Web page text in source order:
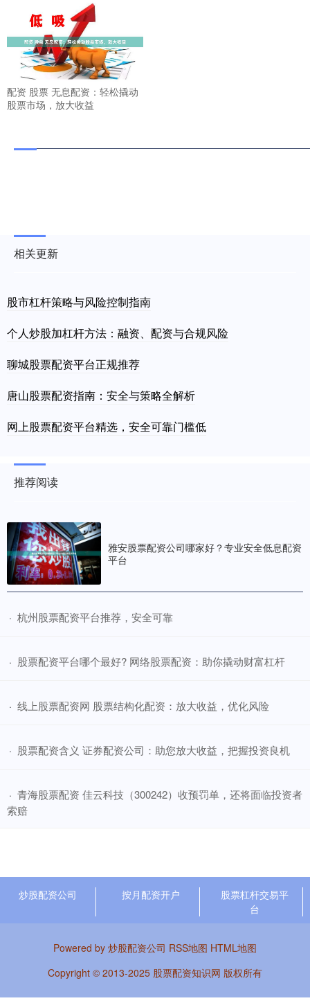
配资 股票 无息配资：轻松撬动
股票市场，放大收益
相关更新
股市杠杆策略与风险控制指南
个人炒股加杠杆方法：融资、配资与合规风险
聊城股票配资平台正规推荐
唐山股票配资指南：安全与策略全解析
网上股票配资平台精选，安全可靠门槛低
推荐阅读
雅安股票配资公司哪家好？专业安全低息配资
平台
· ​杭州股票配资平台推荐，安全可靠
· ​股票配资平台哪个最好? 网络股票配资：助你撬动财富杠杆
· ​线上股票配资网 股票结构化配资：放大收益，优化风险
· ​股票配资含义 证券配资公司：助您放大收益，把握投资良机
· ​青海股票配资 佳云科技（300242）收预罚单，还将面临投资者
索赔
炒股配资公司 按月配资开户
股票杠杆交易平
台
Powered by 炒股配资公司 RSS地图 HTML地图
Copyright © 2013-2025 股票配资知识网 版权所有